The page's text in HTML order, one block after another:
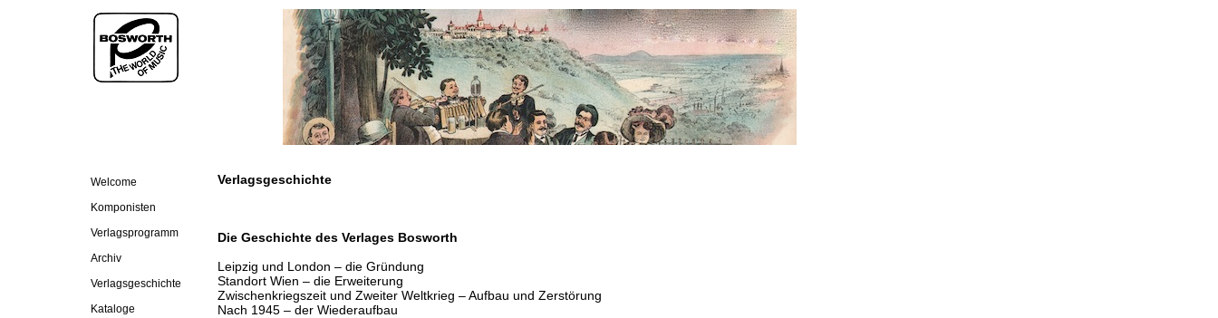
Welcome
Komponisten
Verlagsprogramm
Archiv
Verlagsgeschichte
Kataloge
Verlagsgeschichte
Die Geschichte des Verlages Bosworth
Leipzig und London – die Gründung
Standort Wien – die Erweiterung
Zwischenkriegszeit und Zweiter Weltkrieg – Aufbau und Zerstörung
Nach 1945 – der Wiederaufbau